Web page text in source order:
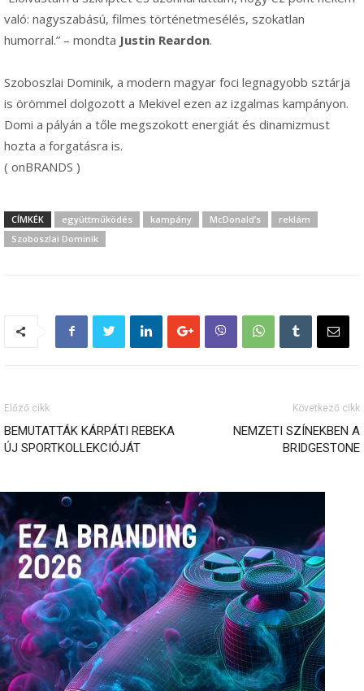
való: nagyszabású, filmes történetmesélés, szokatlan
humorral.” – mondta Justin Reardon.
Szoboszlai Dominik, a modern magyar foci legnagyobb sztárja
is örömmel dolgozott a Mekivel ezen az izgalmas kampányon.
Domi a pályán a tőle megszokott energiát és dinamizmust
hozta a forgatásra is.
( onBRANDS )
CÍMKÉK együttműködés kampány McDonald’s
reklám
Szoboszlai Dominik
Előző cikk
BEMUTATTÁK KÁRPÁTI REBEKA
ÚJ SPORTKOLLEKCIÓJÁT
Következő cikk
NEMZETI SZÍNEKBEN A
BRIDGESTONE